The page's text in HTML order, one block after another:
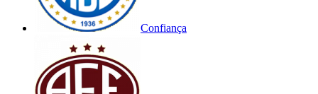
Confiança